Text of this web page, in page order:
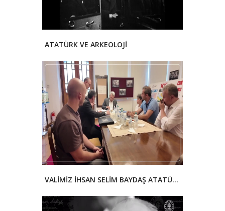
ATATÜRK VE ARKEOLOJİ
VALİMİZ İHSAN SELİM BAYDAŞ ATATÜRK EVİ MÜZESİNİ ZİYARET ETİİ